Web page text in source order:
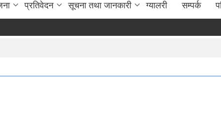
प्रतिवेदन सूचना तथा जानकारी ग्यालरी सम्पर्क